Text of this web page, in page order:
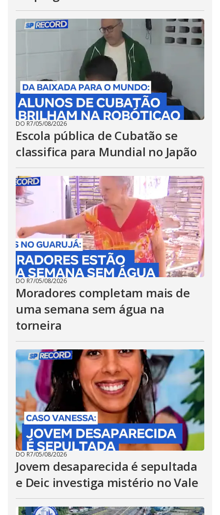
DO R7/05/08/2026
Escola pública de Cubatão se
classifica para Mundial no Japão
DO R7/05/08/2026
Moradores completam mais de
uma semana sem água na
torneira
DO R7/05/08/2026
Jovem desaparecida é sepultada
e Deic investiga mistério no Vale